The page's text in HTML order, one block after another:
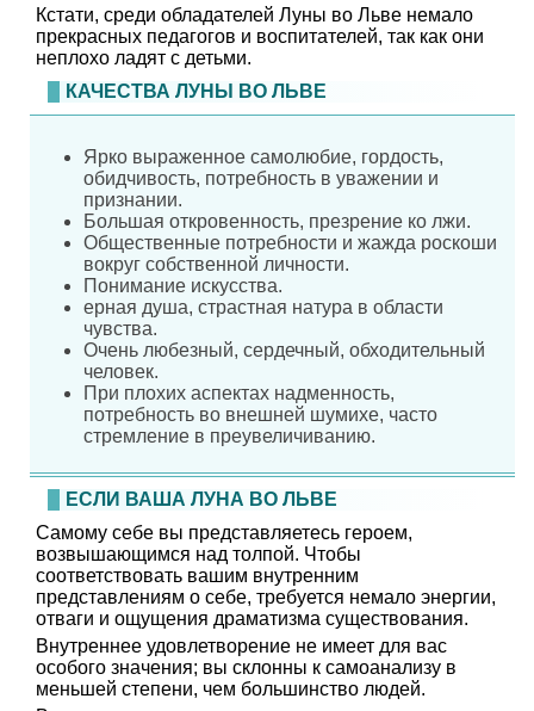
Кстати, среди обладателей Луны во Льве немало
прекрасных педагогов и воспитателей, так как они
неплохо ладят с детьми.
КАЧЕСТВА ЛУНЫ ВО ЛЬВЕ
Ярко выраженное самолюбие, гордость,
обидчивость, потребность в уважении и
признании.
Большая откровенность, презрение ко лжи.
Общественные потребности и жажда роскоши
вокруг собственной личности.
Понимание искусства.
ерная душа, страстная натура в области
чувства.
Очень любезный, сердечный, обходительный
человек.
При плохих аспектах надменность,
потребность во внешней шумихе, часто
стремление в преувеличиванию.
ЕСЛИ ВАША ЛУНА ВО ЛЬВЕ
Самому себе вы представляетесь героем,
возвышающимся над толпой. Чтобы
соответствовать вашим внутренним
представлениям о себе, требуется немало энергии,
отваги и ощущения драматизма существования.
Внутреннее удовлетворение не имеет для вас
особого значения; вы склонны к самоанализу в
меньшей степени, чем большинство людей.